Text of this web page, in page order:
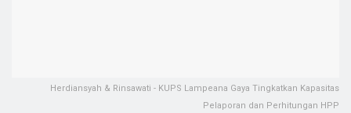
Herdiansyah & Rinsawati - KUPS Lampeana Gaya Tingkatkan Kapasitas
Pelaporan dan Perhitungan HPP